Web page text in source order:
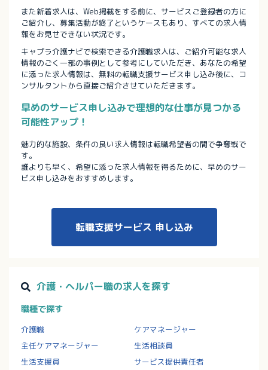
また新着求人は、Web掲載をする前に、サービスご登録者の方に
ご紹介し、募集活動が終了というケースもあり、すべての求人情
報をお見せできない状況です。
キャプラ介護ナビで検索できる介護職求人は、ご紹介可能な求人
情報のごく一部の事例として参考にしていただき、あなたの希望
に添った求人情報は、無料の転職支援サービス申し込み後に、コ
ンサルタントから直接ご紹介させていただきます。
早めのサービス申し込みで理想的な仕事が見つかる
可能性アップ！
魅力的な施設、条件の良い求人情報は転職希望者の間で争奪戦で
す。
誰よりも早く、希望に添った求人情報を得るために、早めのサー
ビス申し込みをおすすめします。
転職支援サービス 申し込み
介護・ヘルパー職の求人を探す
職種で探す
介護職
ケアマネージャー
主任ケアマネージャー
生活相談員
生活支援員
サービス提供責任者